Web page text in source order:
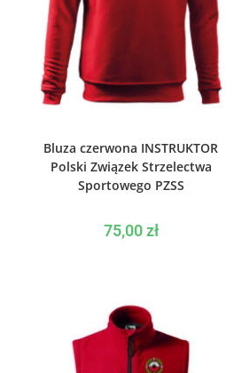
Bluza czerwona INSTRUKTOR
Polski Związek Strzelectwa
Sportowego PZSS
75,00zł